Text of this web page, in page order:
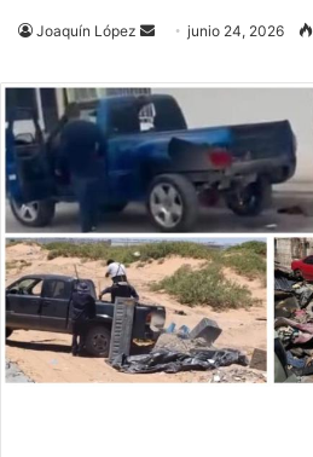
Joaquín López
Send
email
junio 24, 2026